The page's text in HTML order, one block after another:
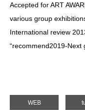
Accepted for ART
various group
International review
“recommend2019-Next
WEB